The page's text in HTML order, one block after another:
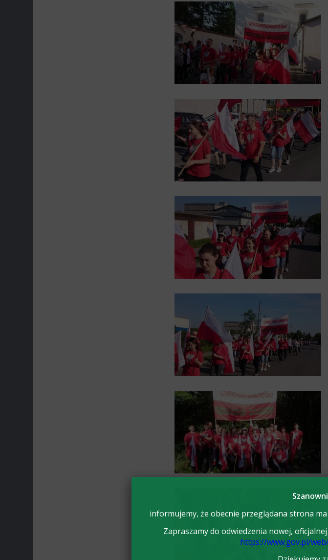
informujemy, że obecnie przeglądana strona
Zapraszamy do odwiedzenia nowej,
https://www.gov.pl/